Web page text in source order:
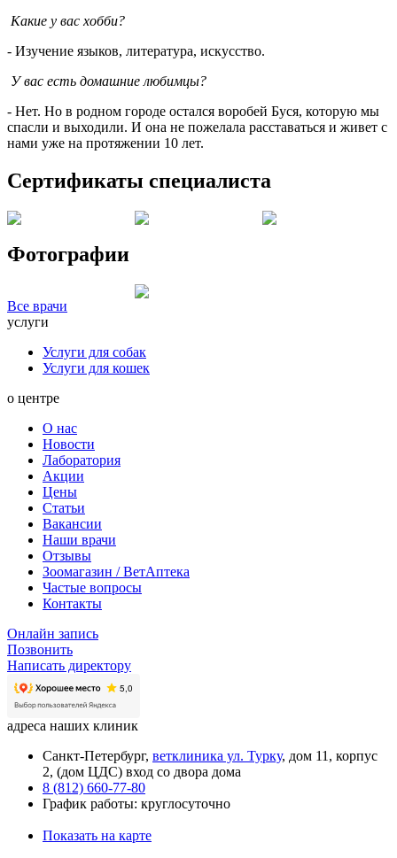
Какие у вас хобби?
- Изучение языков, литература, искусство.
У вас есть домашние любимцы?
- Нет. Но в родном городе остался воробей Буся, которую мы
спасли и выходили. И она не пожелала расставаться и живет с
нами уже на протяжении 10 лет.
Сертификаты специалиста
Фотографии
Все врачи
услуги
Услуги для собак
Услуги для кошек
о центре
О нас
Новости
Лаборатория
Акции
Цены
Статьи
Вакансии
Наши врачи
Отзывы
Зоомагазин / ВетАптека
Частые вопросы
Контакты
Онлайн запись
Позвонить
Написать директору
адреса наших клиник
Санкт-Петербург, ветклиника ул. Турку, дом 11, корпус
2, (дом ЦДС) вход со двора дома
8 (812) 660-77-80
График работы: круглосуточно
Показать на карте